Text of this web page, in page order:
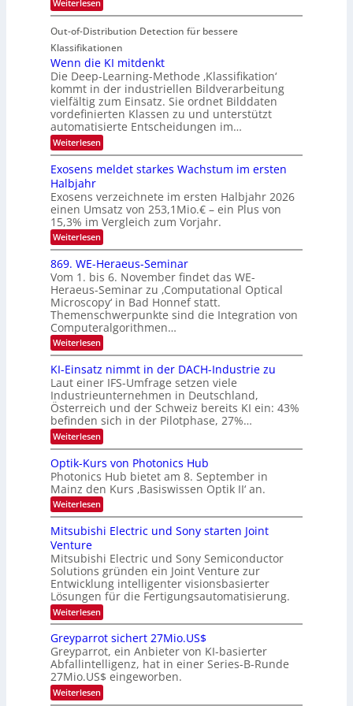
M
a
n
t
i
S
p
e
c
t
r
e
S
I
O
N
T
e
c
h
T
a
l
k
r
u
d
e
r
V
S
O
N
2
0
2
6
Weiterlesen
S
c
h
l
a
n
d
e
n
Out-of-Distribution Detection für bessere
Klassifikationen
Wenn die KI mitdenkt
Die Deep-Learning-Methode ‚Klassifikation‘
kommt in der industriellen Bildverarbeitung
vielfältig zum Einsatz. Sie ordnet Bilddaten
vordefinierten Klassen zu und unterstützt
automatisierte Entscheidungen im…
Weiterlesen:
W
n
d
i
e
K
I
m
i
t
d
e
n
k
t
Exosens meldet starkes Wachstum im ersten
Halbjahr
Exosens verzeichnete im ersten Halbjahr 2026
einen Umsatz von 253,1Mio.€ – ein Plus von
15,3% im Vergleich zum Vorjahr.
Weiterlesen:
E
x
o
s
e
n
s
m
e
l
d
e
t
s
t
a
r
k
e
W
a
c
h
s
u
i
m
e
r
s
t
e
n
H
a
l
b
j
a
869. WE-Heraeus-Seminar
Vom 1. bis 6. November findet das WE-
Heraeus-Seminar zu ‚Computational Optical
Microscopy‘ in Bad Honnef statt.
Themenschwerpunkte sind die Integration von
Computeralgorithmen…
Weiterlesen:
8
9
.
W
E
-
H
e
r
a
e
u
s
-
S
e
n
a
r
KI-Einsatz nimmt in der DACH-Industrie zu
Laut einer IFS-Umfrage setzen viele
Industrieunternehmen in Deutschland,
Österreich und der Schweiz bereits KI ein: 43%
befinden sich in der Pilotphase, 27%…
Weiterlesen:
K
-
E
i
n
s
t
n
m
m
t
i
n
d
e
r
D
A
C
H
Optik-Kurs von Photonics Hub
Photonics Hub bietet am 8. September in
Mainz den Kurs ‚Basiswissen Optik II‘ an.
Weiterlesen:
O
p
t
k
-
K
u
r
s
v
o
n
P
h
o
t
o
Mitsubishi Electric und Sony starten Joint
Venture
Mitsubishi Electric und Sony Semiconductor
Solutions gründen ein Joint Venture zur
Entwicklung intelligenter visionsbasierter
Lösungen für die Fertigungsautomatisierung.
Weiterlesen:
M
t
s
u
b
i
s
Greyparrot sichert 27Mio.US$
Greyparrot, ein Anbieter von KI-basierter
Abfallintelligenz, hat in einer Series-B-Runde
27Mio.US$ eingeworben.
Weiterlesen:
G